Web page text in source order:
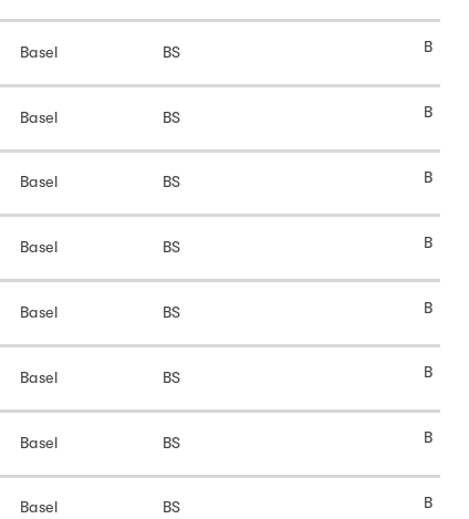
Basel BS B
Basel BS B
Basel BS B
Basel BS B
Basel BS B
Basel BS B
Basel BS B
Basel BS B